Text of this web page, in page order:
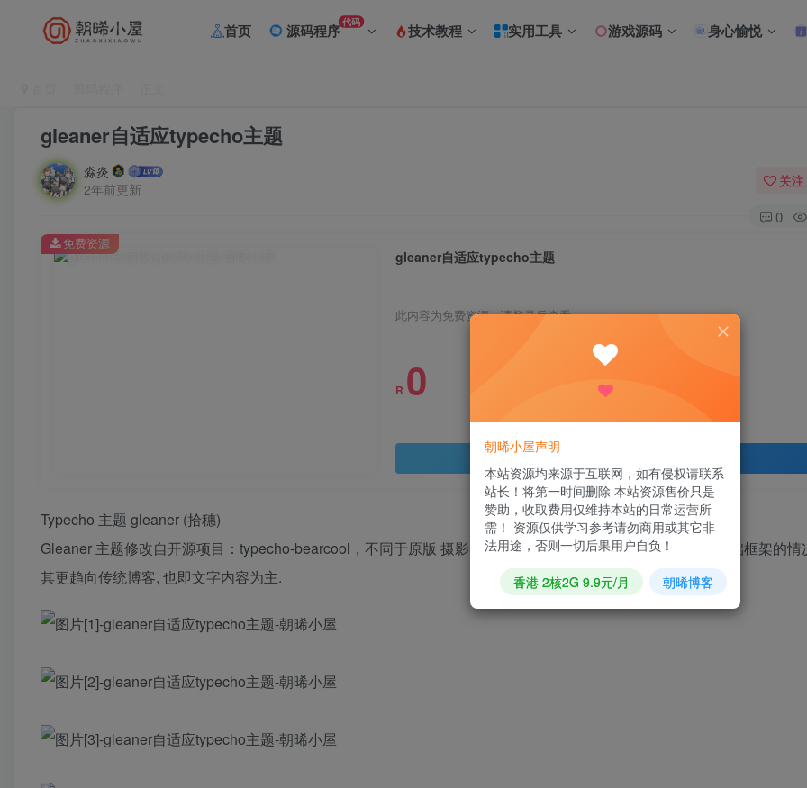
首页 源码程序代码 技术教程 实用工具 游戏源码 身心愉悦
gleaner自适应typecho主题
淼炎
2年前更新
关注
0
gleaner自适应typecho主题
此内容为免费资源，请登录后查看
R 0
免费资源
Typecho 主题 gleaner (拾穗)
Gleaner 主题修改自开源项目：typecho-bearcool，不同于原版 摄影类瀑布流主题 的定位，Gleaner 在保留基础框架的情
其更趋向传统博客, 也即文字内容为主.
朝晞小屋声明
本站资源均来源于互联网，如有侵权请联系
站长！将第一时间删除 本站资源售价只是
赞助，收取费用仅维持本站的日常运营所
需！ 资源仅供学习参考请勿商用或其它非
法用途，否则一切后果用户自负！
香港 2核2G 9.9元/月 朝晞博客